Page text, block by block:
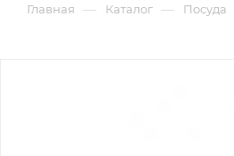
Главная — Каталог — Посуда